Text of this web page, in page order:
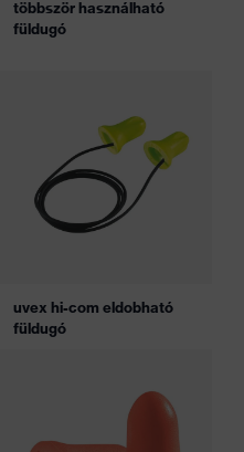
többször használható
füldugó
uvex hi-com eldobható
füldugó